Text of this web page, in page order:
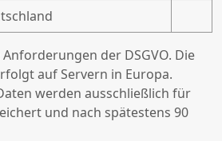
der DSGVO. Die
auf Servern in Europa.
werden ausschließlich für
und nach spätestens 90